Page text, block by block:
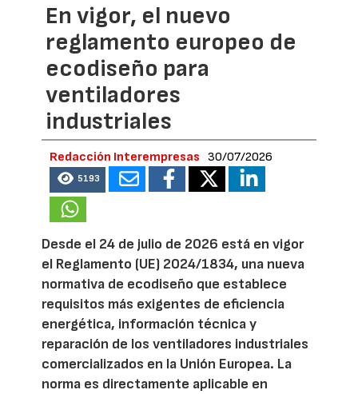
En vigor, el nuevo
reglamento europeo de
ecodiseño para
ventiladores
industriales
Redacción Interempresas 30/07/2026
5193
Desde el 24 de julio de 2026 está en vigor
el Reglamento (UE) 2024/1834, una nueva
normativa de ecodiseño que establece
requisitos más exigentes de eficiencia
energética, información técnica y
reparación de los ventiladores industriales
comercializados en la Unión Europea. La
norma es directamente aplicable en